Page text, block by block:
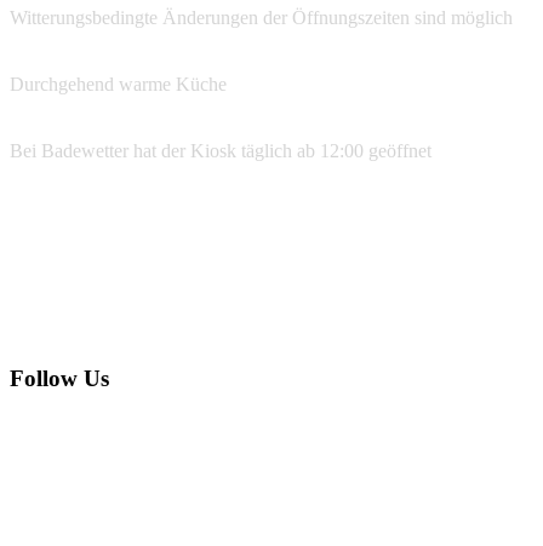
Witterungsbedingte Änderungen der Öffnungszeiten sind möglich
Durchgehend warme Küche
Bei Badewetter hat der Kiosk täglich ab 12:00 geöffnet
Follow Us